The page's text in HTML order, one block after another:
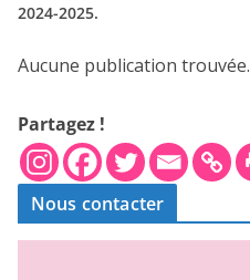
2024-2025.
Aucune publication trouvée.
Partagez !
Nous contacter